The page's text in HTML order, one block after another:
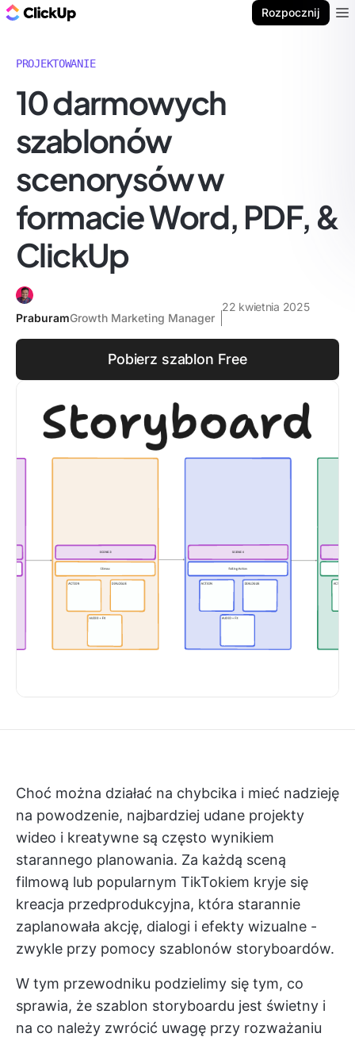
Rozpocznij
PROJEKTOWANIE
10 darmowych
szablonów
scenorysów w
formacie Word, PDF, &
ClickUp
PraburamGrowth Marketing Manager
22 kwietnia 2025
Pobierz szablon Free
Choć można działać na chybcika i mieć nadzieję
na powodzenie, najbardziej udane projekty
wideo i kreatywne są często wynikiem
starannego planowania. Za każdą sceną
filmową lub popularnym TikTokiem kryje się
kreacja przedprodukcyjna, która starannie
zaplanowała akcję, dialogi i efekty wizualne -
zwykle przy pomocy szablonów storyboardów.
W tym przewodniku podzielimy się tym, co
sprawia, że szablon storyboardu jest świetny i
na co należy zwrócić uwagę przy rozważaniu